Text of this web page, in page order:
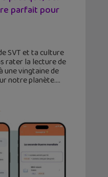
parfait pour
SVT et ta culture
rater la lecture de
une vingtaine de
notre planète.